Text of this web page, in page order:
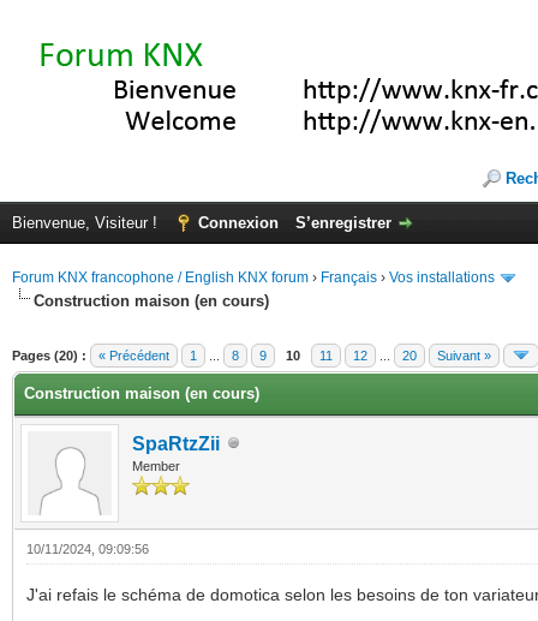
Bienvenue, Visiteur ! Connexion S’enregistrer
Forum KNX francophone / English KNX forum › Français › Vos installations
Construction maison (en cours)
Pages (20) : « Précédent 1 8 9 10 11 12 20 Suivant »
Construction maison (en cours)
SpaRtzZii
Member
10/11/2024, 09:09:56
J'ai refais le schéma de domotica selon les besoins de ton